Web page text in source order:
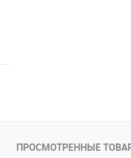
ПРОСМОТРЕННЫЕ